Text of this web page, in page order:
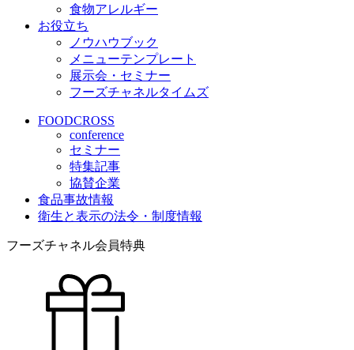
食物アレルギー
お役立ち
ノウハウブック
メニューテンプレート
展示会・セミナー
フーズチャネルタイムズ
FOODCROSS
conference
セミナー
特集記事
協賛企業
食品事故情報
衛生と表示の法令・制度情報
フーズチャネル会員特典